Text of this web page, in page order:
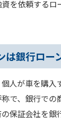
を依頼するロ
は銀行ロー
人が車を購入
で、銀行での
保証会社を銀